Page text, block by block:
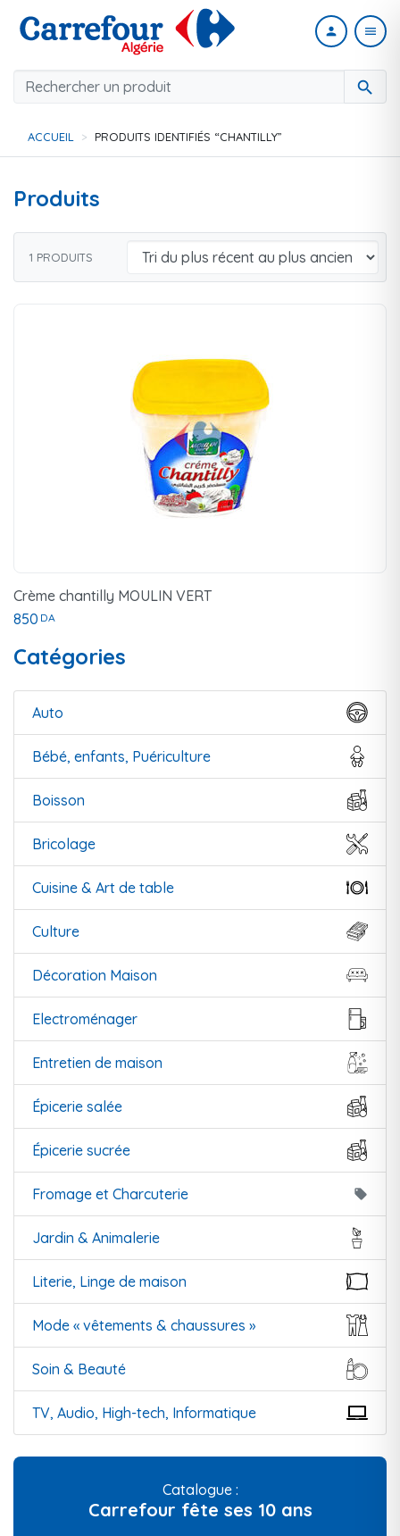
search
person menu
ACCUEIL PRODUITS IDENTIFIÉS “CHANTILLY”
Catégories
Auto
Bébé, enfants, Puériculture
Boisson
Bricolage
Cuisine & Art de table
Culture
Décoration Maison
Electroménager
Entretien de maison
Épicerie salée
Épicerie sucrée
Fromage et Charcuterie local_offer
Jardin & Animalerie
Literie, Linge de maison
Mode « vêtements & chaussures »
Soin & Beauté
TV, Audio, High-tech, Informatique
Catalogue :
Carrefour fête ses 10 ans
Produits
1 PRODUITS
Crème chantilly MOULIN VERT
850 DA